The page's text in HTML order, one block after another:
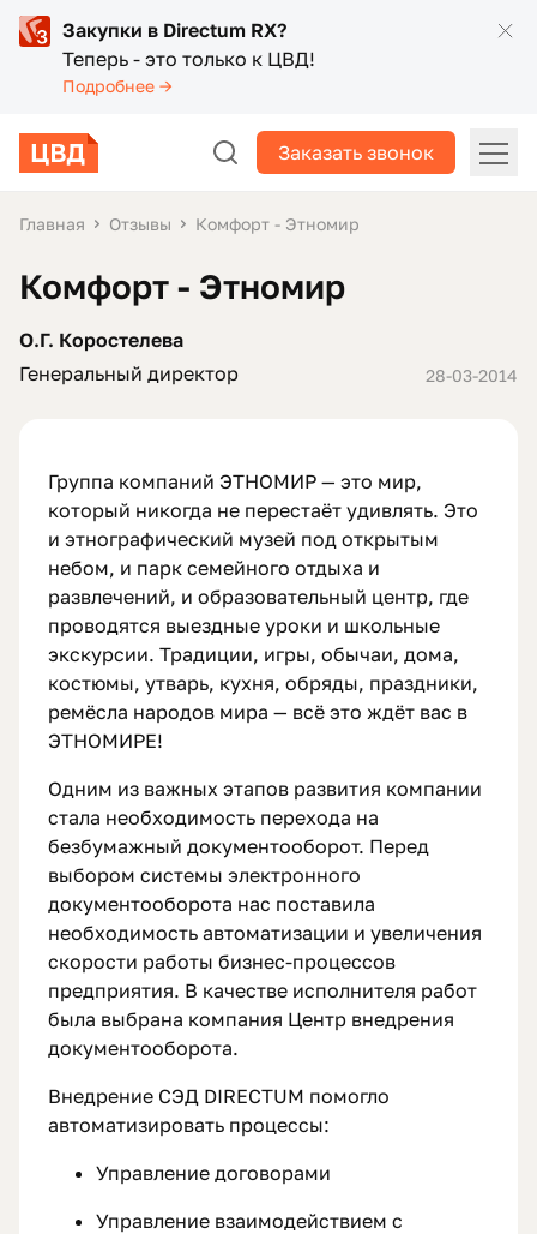
Закупки в Directum RX?
Теперь - это только к ЦВД!
Подробнее →
Заказать звонок
Главная Отзывы Комфорт - Этномир
Комфорт - Этномир
О.Г. Коростелева
Генеральный директор
28-03-2014
Группа компаний ЭТНОМИР — это мир,
который никогда не перестаёт удивлять. Это
и этнографический музей под открытым
небом, и парк семейного отдыха и
развлечений, и образовательный центр, где
проводятся выездные уроки и школьные
экскурсии. Традиции, игры, обычаи, дома,
костюмы, утварь, кухня, обряды, праздники,
ремёсла народов мира — всё это ждёт вас в
ЭТНОМИРЕ!
Одним из важных этапов развития компании
стала необходимость перехода на
безбумажный документооборот. Перед
выбором системы электронного
документооборота нас поставила
необходимость автоматизации и увеличения
скорости работы бизнес-процессов
предприятия. В качестве исполнителя работ
была выбрана компания Центр внедрения
документооборота.
Внедрение СЭД DIRECTUM помогло
автоматизировать процессы:
Управление договорами
Управление взаимодействием с